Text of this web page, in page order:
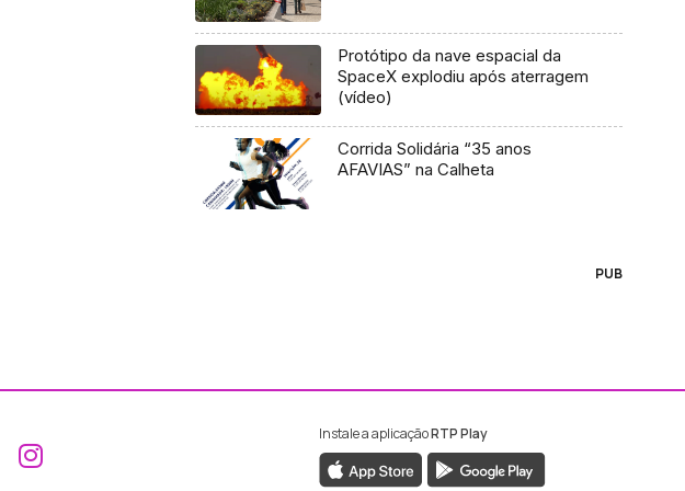
Protótipo da nave espacial da
SpaceX explodiu após aterragem
(vídeo)
Corrida Solidária “35 anos
AFAVIAS” na Calheta
PUB
Aceder ao Facebook da RTP Madeira
Aceder ao Instagram da RTP Madeira
Instale a aplicaçãoRTP Play